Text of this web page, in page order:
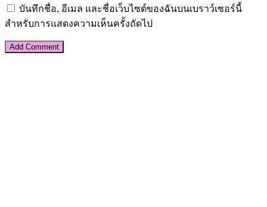
บันทึกชื่อ, อีเมล และชื่อเว็บไซต์ของฉันบนเบราว์เซอร์นี้
สำหรับการแสดงความเห็นครั้งถัดไป